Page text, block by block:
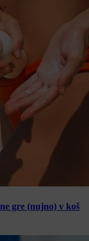
gre (nujno) v koš